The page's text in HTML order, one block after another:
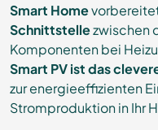
Smart Home
Schnittstellezwischen
Komponenten bei
Smart PV ist das
zur energieeffizienten
Stromproduktion in Ihr